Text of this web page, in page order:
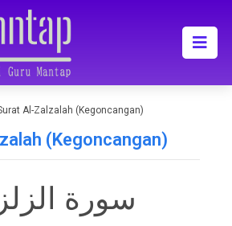
Al-Zalzalah (Kegoncangan)
(Kegoncangan)
سورة